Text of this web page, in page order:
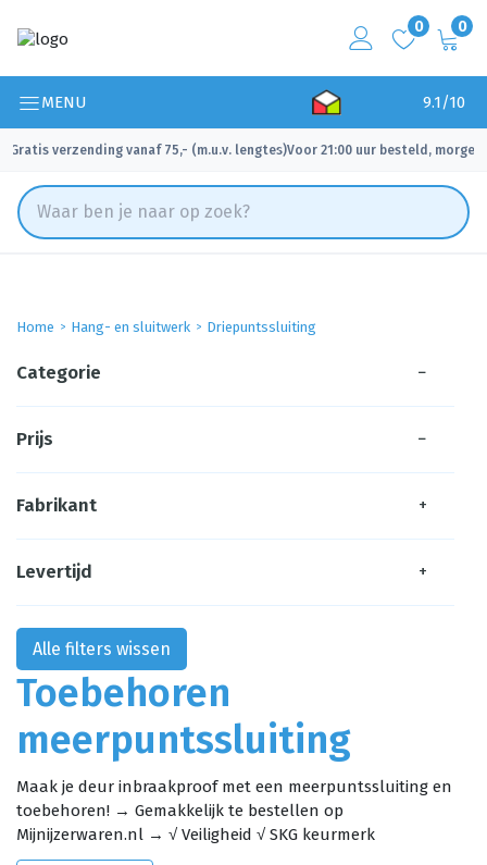
0 0
MENU 9.1/10
Gratis verzending vanaf 75,- (m.u.v. lengtes)
✓ Voor 21:00 uur besteld, morgen
Home Hang- en sluitwerk Driepuntssluiting
Toebehoren
meerpuntssluiting
Maak je deur inbraakproof met een meerpuntssluiting en
toebehoren! → Gemakkelijk te bestellen op
Mijnijzerwaren.nl → √ Veiligheid √ SKG keurmerk
Categorie −
Prijs −
Fabrikant +
Levertijd +
Alle filters wissen